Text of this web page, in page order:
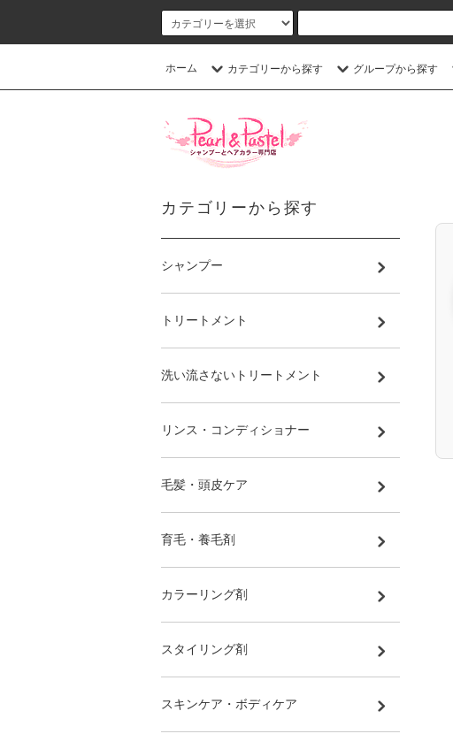
ホーム カテゴリーから探す グループから探す
カテゴリーから探す
シャンプー
トリートメント
洗い流さないトリートメント
リンス・コンディショナー
毛髪・頭皮ケア
育毛・養毛剤
カラーリング剤
スタイリング剤
スキンケア・ボディケア